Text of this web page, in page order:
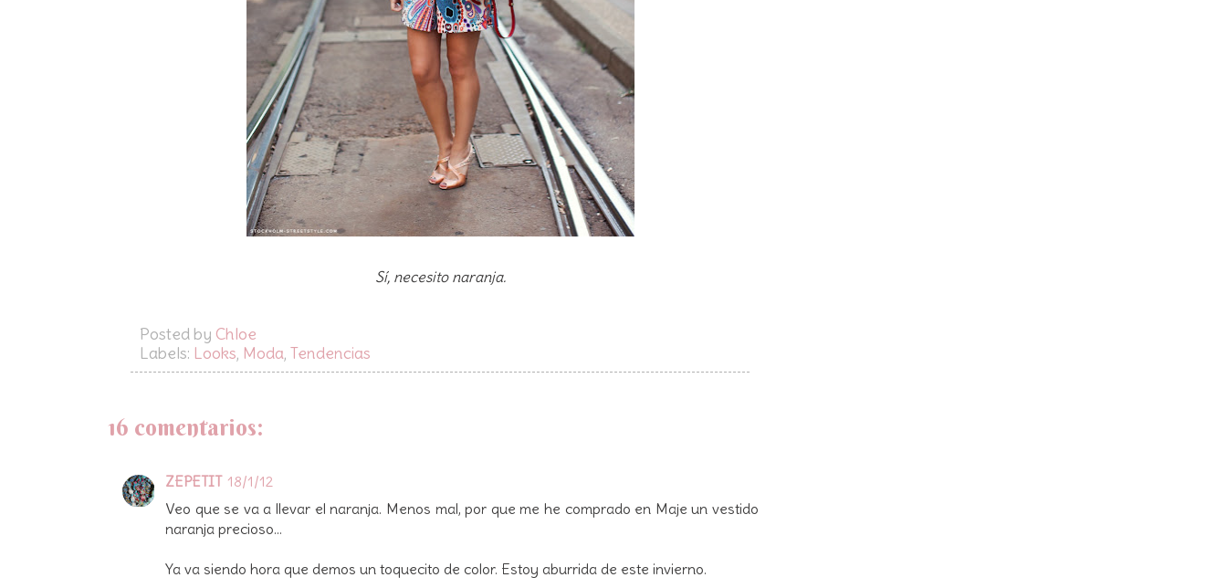
Sí, necesito naranja.
Posted by Chloe
Labels: Looks, Moda, Tendencias
16 comentarios:
ZEPETIT 18/1/12
Veo que se va a llevar el naranja. Menos mal, por que me he comprado en Maje un vestido
naranja precioso...
Ya va siendo hora que demos un toquecito de color. Estoy aburrida de este invierno.